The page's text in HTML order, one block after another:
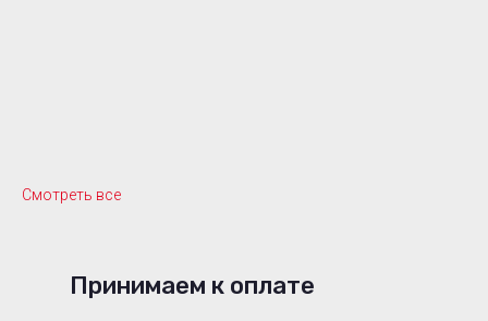
Смотреть все
Принимаем к оплате